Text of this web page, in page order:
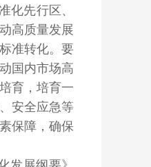
化先行区、
高质量发展
准转化。要
国内市场高
育，培育一
安全应急等
保障，确保